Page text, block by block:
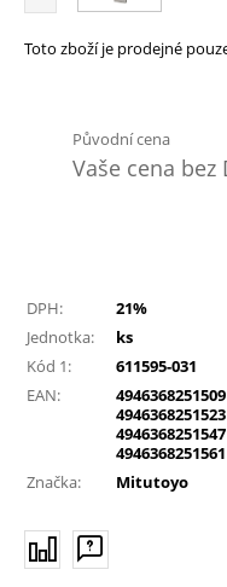
Toto zboží je prodejné
Původní cena
Vaše cena bez
DPH:
21%
Jednotka:
ks
Kód 1:
611595-031
EAN:
4946368251509
4946368251523
4946368251547
4946368251561
Značka:
Mitutoyo